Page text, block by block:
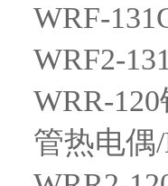
WRF-
WRF2-
WRR-120
管热电偶